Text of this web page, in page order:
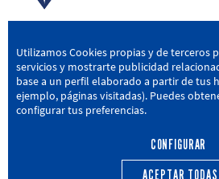
SD AMOREBIETA
San Miguel Kalea, 16, 48340
946 604 751 | sda@sdamorebieta.eus
Utilizamos Cookies propias y de terceros
servicios y mostrarte publicidad
base a un perfil elaborado a partir de tus
ejemplo, páginas visitadas). Puedes
configurar tus preferencias.
CONFIGURAR